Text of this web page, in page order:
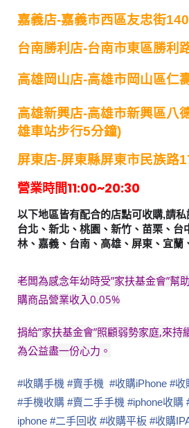
嘉義店-嘉義市西區友忠街
台南勝利店-台南市東區勝利
高雄岡山店-高雄市岡山區仁
高雄新興店-高雄市新興區八
雄車站步行5分鐘)
屏東店-屏東縣屏東市民族路
營業時間11:00~20:30
以下地區皆有配合的店點可收購,請私
台北、新北、桃園、新竹、苗栗、台
林、嘉義、台南、高雄、屏東、宜蘭
老闆為感念年幼時受”家扶基金會”幫
購商品營業收入0.05%
捐給”家扶基金會”照顧弱勢家庭,來
為公益盡一份心力。
#收購手機 #賣手機 #收購iPhone #收
#手機收購 #賣二手手機 #iphone收購
iphone #二手回收 #收購平板 #收購